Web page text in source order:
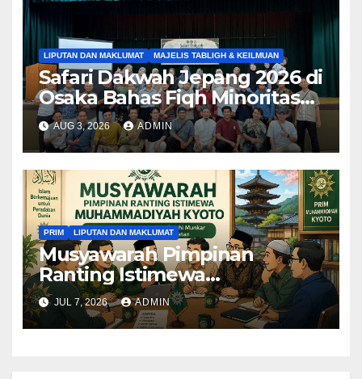
LIPUTAN DAN MAKLUMAT MAJELIS TABLIGH & KEILMUAN
Safari Dakwah Jepang 2026 di
Osaka Bahas Fiqh Minoritas
bagi Muslim Indonesia di
Jepang
AUG 3, 2026 ADMIN
PRIM LIPUTAN DAN MAKLUMAT
Musyawarah Pimpinan
Ranting Istimewa
Muhammadiyah Kyoto Resmi
Bentuk Kepengurusan
Periode 2026–2028
JUL 7, 2026 ADMIN